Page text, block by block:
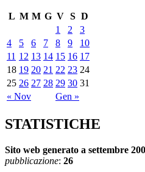
L M M G V S D
« Nov Gen »
1 2
3
4
5 6 7 8 9
10
11 12 13 14 15 16 17
18 19 20 21 22 23 24
25 26 27 28 29 30 31
STATISTICHE
Sito web generato a
pubblicazione: 26